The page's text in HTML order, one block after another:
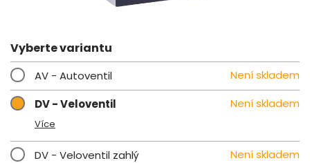
Vyberte variantu
AV - Autoventil
Není skladem
DV - Veloventil
Není skladem
Více
DV - Veloventil zahlý
Není skladem